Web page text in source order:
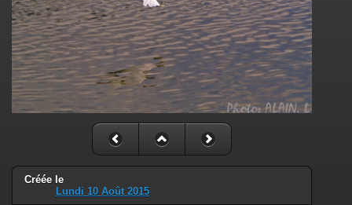
Créée le
Lundi 10 Août 2015